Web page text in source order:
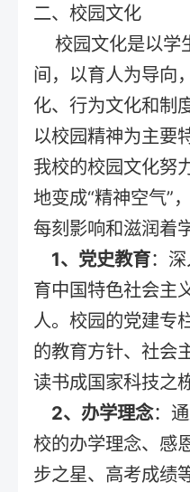
二、校园文化
校园文化是以学
间，以育人为导向
化、行为文化和制
以校园精神为主要
我校的校园文化努
地变成“精神空气”
每刻影响和滋润着
1、党史教育：
育中国特色社会主
人。校园的党建专
的教育方针、社会
读书成国家科技之
2、办学理念：
校的办学理念、感
步之星、高考成绩